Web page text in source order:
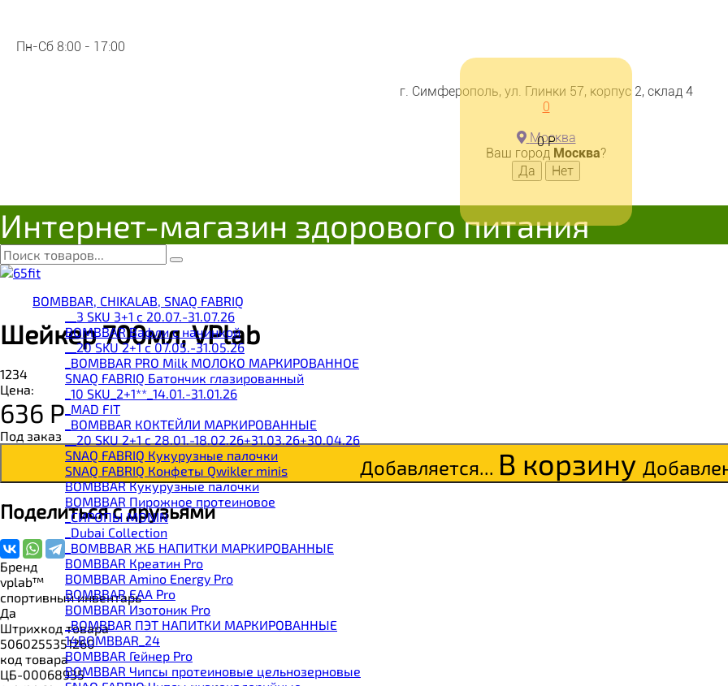
Пн-Сб 8:00 - 17:00
г. Симферополь, ул. Глинки 57, корпус 2, склад 4
0
0Р
Москва
Ваш город Москва?
Интернет-магазин здорового питания
BOMBBAR, CHIKALAB, SNAQ FABRIQ
__3 SKU 3+1 с 20.07.-31.07.26
BOMBBAR Вафли с начинкой
__20 SKU 2+1 с 07.05.-31.05.26
_BOMBBAR PRO Milk МОЛОКО МАРКИРОВАННОЕ
SNAQ FABRIQ Батончик глазированный
_10 SKU_2+1**_14.01.-31.01.26
_MAD FIT
_BOMBBAR КОКТЕЙЛИ МАРКИРОВАННЫЕ
__20 SKU 2+1 с 28.01.-18.02.26+31.03.26+30.04.26
SNAQ FABRIQ Кукурузные палочки
SNAQ FABRIQ Конфеты Qwikler minis
BOMBBAR Кукурузные палочки
BOMBBAR Пирожное протеиновое
_CИРОПЫ MONIN
_Dubai Collection
_BOMBBAR ЖБ НАПИТКИ МАРКИРОВАННЫЕ
BOMBBAR Креатин Pro
BOMBBAR Amino Energy Pro
BOMBBAR EAA Pro
BOMBBAR Изотоник Pro
_BOMBBAR ПЭТ НАПИТКИ МАРКИРОВАННЫЕ
14BOMBBAR_24
BOMBBAR Гейнер Pro
BOMBBAR Чипсы протеиновые цельнозерновые
Шейкер 700мл, VPlab
1234
Цена:
636 Р
Под заказ
Добавляется... В корзину
Поделиться с друзьями
Бренд
vplab™
спортивный инвентарь
Да
Штрихкод товара
5060255351260
код товара
ЦБ-00068935